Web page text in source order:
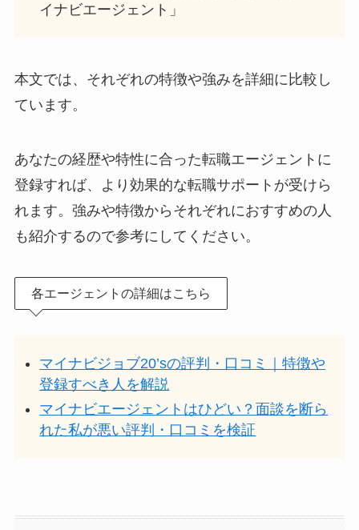
イナビエージェント」
本文では、それぞれの特徴や強みを詳細に比較し
ています。
あなたの経歴や特性に合った転職エージェントに
登録すれば、より効果的な転職サポートが受けら
れます。強みや特徴からそれぞれにおすすめの人
も紹介するので参考にしてください。
各エージェントの詳細はこちら
マイナビジョブ20’sの評判・口コミ｜特徴や
登録すべき人を解説
マイナビエージェントはひどい？面談を断ら
れた私が悪い評判・口コミを検証